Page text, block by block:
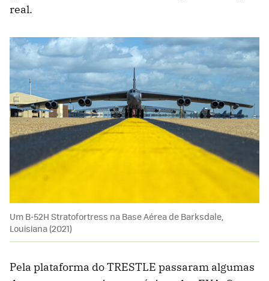
real.
Um B-52H Stratofortress na Base Aérea de Barksdale,
Louisiana (2021)
Pela plataforma do TRESTLE passaram algumas